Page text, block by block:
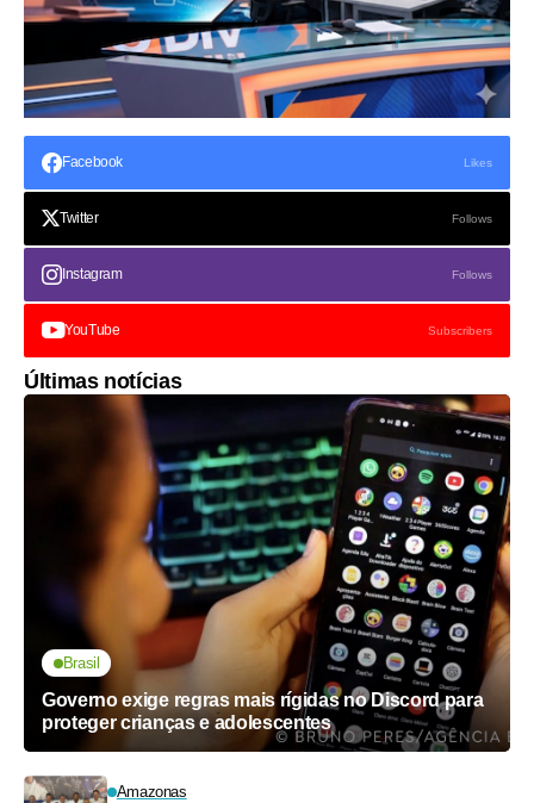
Facebook Likes
Twitter Follows
Instagram Follows
YouTube Subscribers
Últimas notícias
Brasil
Governo exige regras mais rígidas no Discord para
proteger crianças e adolescentes
Amazonas